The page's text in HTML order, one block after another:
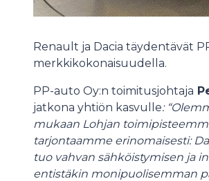
Renault ja Dacia täydentävät
merkkikokonaisuudella.
PP-auto Oy:n toimitusjohtaja
jatkona yhtiön kasvulle:
mukaan Lohjan
tarjontaamme erinomaisesti:
tuo vahvan sähköistymisen ja
entistäkin monipuolisemman